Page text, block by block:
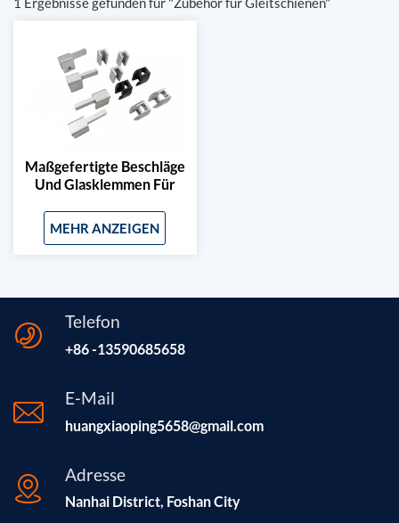
Maßgefertigte Beschläge
Und Glasklemmen Für
MEHR ANZEIGEN
Telefon
+86 -13590685658
E-Mail
huangxiaoping5658@gmail.com
Adresse
Nanhai District, Foshan City